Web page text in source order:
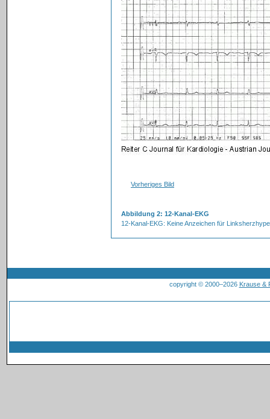
Vorheriges Bild
Abbildung 2: 12-Kanal-EKG
12-Kanal-EKG: Keine Anzeichen für
copyright © 2000–2026 Krause &